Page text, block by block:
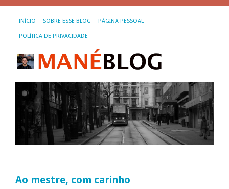
INÍCIO SOBRE ESSE BLOG PÁGINA PESSOAL
POLÍTICA DE PRIVACIDADE
Ao mestre, com carinho